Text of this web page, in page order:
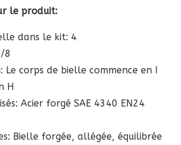
le produit:
dans le kit: 4
8
Le corps de bielle commence en I
H
Acier forgé SAE 4340 EN24
Bielle forgée, allégée, équilibrée